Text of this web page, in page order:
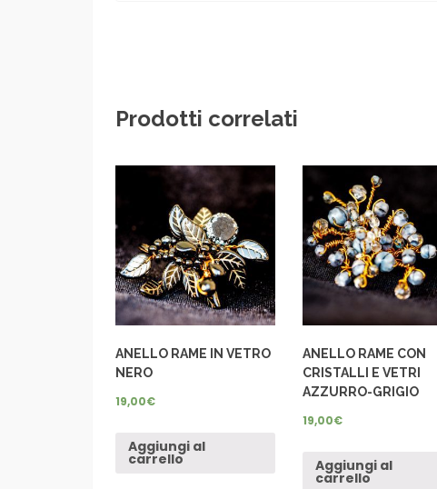
Prodotti correlati
ANELLO RAME IN VETRO
NERO
19,00€
Aggiungi al
carrello
ANELLO RAME CON
CRISTALLI E VETRI
AZZURRO-GRIGIO
19,00€
Aggiungi al
carrello